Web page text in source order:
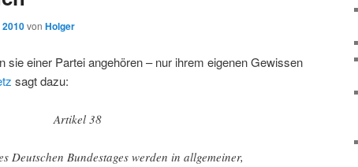
von Holger
sie einer Partei angehören – nur ihrem eigenen Gewissen
sagt dazu:
Artikel 38
Deutschen Bundestages werden in allgemeiner,